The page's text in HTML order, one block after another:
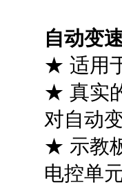
自动变
★ 适用
★ 真实
对自动
★ 示教
电控单